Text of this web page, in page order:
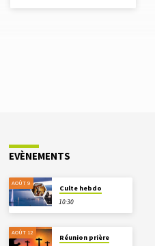
EVÈNEMENTS
AOÛT 9
Culte hebdo
10:30
AOÛT 12
Réunion prière